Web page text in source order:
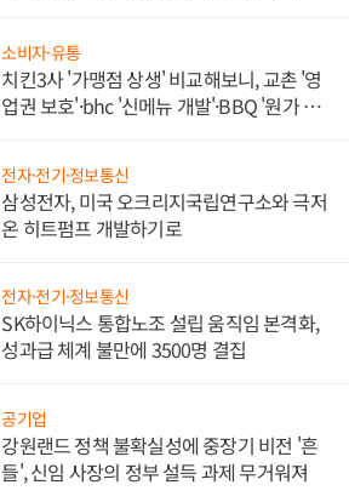
소비자·유통
치킨3사 '가맹점 상생' 비교해보니, 교촌 '영
업권 보호'·bhc '신메뉴 개발'·BBQ '원가 부
전자·전기·정보통신
삼성전자, 미국 오크리지국립연구소와 극저
온 히트펌프 개발하기로
전자·전기·정보통신
SK하이닉스 통합노조 설립 움직임 본격화,
성과급 체계 불만에 3500명 결집
공기업
강원랜드 정책 불확실성에 중장기 비전 '흔
들', 신임 사장의 정부 설득 과제 무거워져